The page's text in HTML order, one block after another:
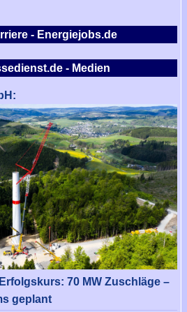
- Energiejobs.de
- Medien
70 MW Zuschläge –
geplant